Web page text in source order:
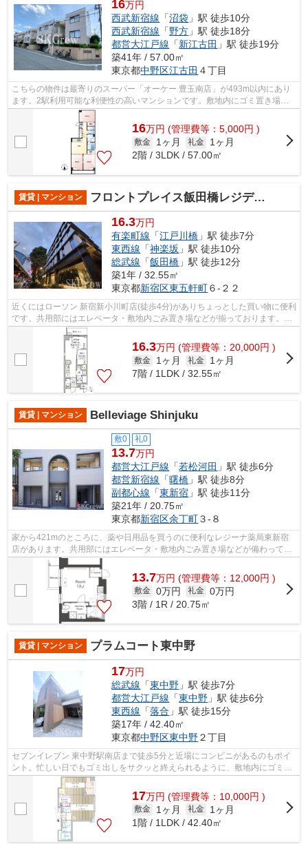
16万円
西武新宿線 「沼袋 」駅 徒歩10分
西武新宿線 「野方 」駅 徒歩18分
都営大江戸線 「新江古田 」駅 徒歩19分
築41年 / 57.00㎡
東京都中野区江古田 ４丁目
こちらの物件は最寄りのスーパー「オーケー 豊玉南店」が493m以内にあり
ます。2駅利用可能な利便性の高いマンションです。敷地内にゴミ置き場が
あるのでわざわざゴミを捨てに行く手間...
16万円 (管理費等：5,000円 )
敷金 1ヶ月 礼金
1ヶ月
2階 / 3LDK / 57.00㎡
賃貸 | マンション フロントプレイス飯田橋レジデンス
16.3万円
有楽町線 「江戸川橋 」駅 徒歩7分
東西線 「神楽坂 」駅 徒歩10分
総武線 「飯田橋 」駅 徒歩12分
築1年 / 32.55㎡
東京都新宿区東五軒町６-２２
近くにはローソン 新宿新小川町店(徒歩4分)がありちょっとした買い物に便利
です。共用部にはエレベータ・敷地内ごみ置き場などが揃っております。充
実の設備と綺麗な室内を兼ね備えた...
16.3万円 (管理費等：20,000円 )
敷金 1ヶ月 礼金
1ヶ月
7階 / 1LDK / 32.55㎡
賃貸 | マンション Belleviage Shinjuku
敷0 礼0
13.7万円
都営大江戸線 「若松河田 」駅 徒歩6分
都営新宿線 「曙橋 」駅 徒歩8分
副都心線 「東新宿 」駅 徒歩11分
築21年 / 20.75㎡
東京都新宿区余丁町３-８
家から421mのところに、薬や日用品を買うのに便利なレジーナ薬局東新宿
店があります。共用部にはエレベータ・敷地内ごみ置き場などが備わってお
りとても充実しています。こちらは初期...
13.7万円 (管理費等：12,000円 )
敷金 0万円 礼金 0万円
3階 / 1R / 20.75㎡
賃貸 | マンション プラムコート東中野
17万円
総武線 「東中野 」駅 徒歩7分
都営大江戸線 「東中野 」駅 徒歩6分
東西線 「落合 」駅 徒歩15分
築17年 / 42.40㎡
東京都中野区東中野２丁目
セブンイレブン 東中野駅南店まで徒歩5分と近場にコンビニがあるのもポイ
ント。忙しい日でもゴミ出しをサクッと終えられるように、敷地内にゴミ置
き場をつけております。こちらは初期...
17万円 (管理費等：10,000円 )
敷金 1ヶ月 礼金
1ヶ月
1階 / 1LDK / 42.40㎡